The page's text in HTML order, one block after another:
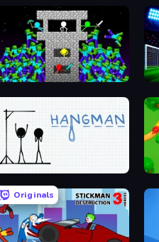
Stick Epic Fighter
Originals